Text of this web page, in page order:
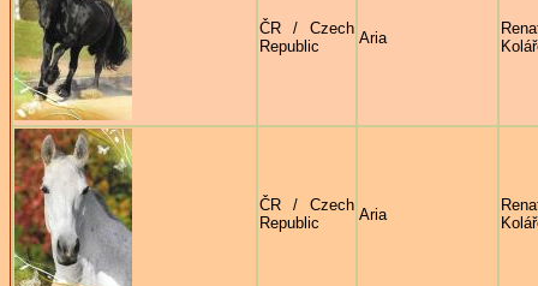
ČR / Czech
Republic
Aria
ČR / Czech
Republic
Aria